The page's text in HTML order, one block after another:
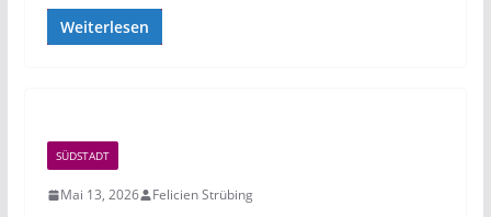
Weiterlesen
SÜDSTADT
Mai 13, 2026 Felicien Strübing